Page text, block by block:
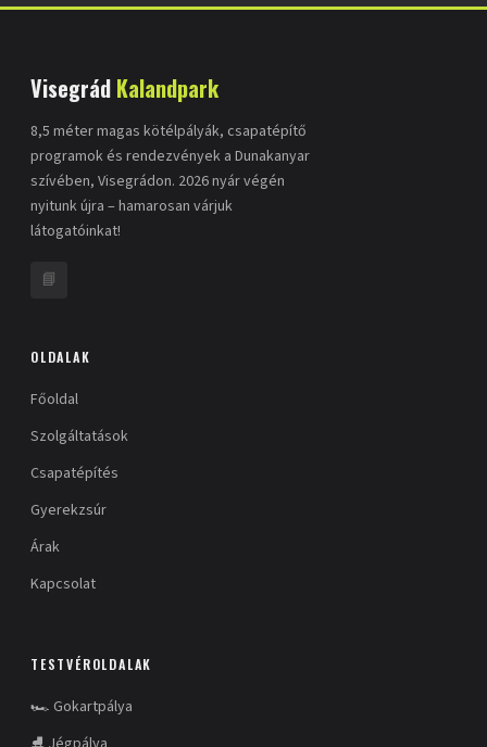
Visegrád Kalandpark
8,5 méter magas kötélpályák, csapatépítő
programok és rendezvények a Dunakanyar
szívében, Visegrádon. 2026 nyár végén
nyitunk újra – hamarosan várjuk
látogatóinkat!
📘
OLDALAK
Főoldal
Szolgáltatások
Csapatépítés
Gyerekzsúr
Árak
Kapcsolat
TESTVÉROLDALAK
🏎️ Gokartpálya